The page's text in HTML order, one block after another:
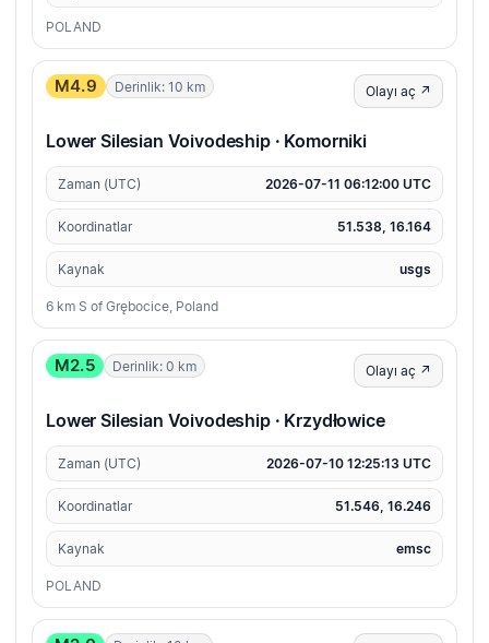
POLAND
M4.9 Derinlik: 10 km Olayı aç ↗
Lower Silesian Voivodeship · Komorniki
Zaman (UTC) 2026-07-11 06:12:00 UTC
Koordinatlar 51.538, 16.164
Kaynak usgs
6 km S of Grębocice, Poland
M2.5 Derinlik: 0 km Olayı aç ↗
Lower Silesian Voivodeship · Krzydłowice
Zaman (UTC) 2026-07-10 12:25:13 UTC
Koordinatlar 51.546, 16.246
Kaynak emsc
POLAND